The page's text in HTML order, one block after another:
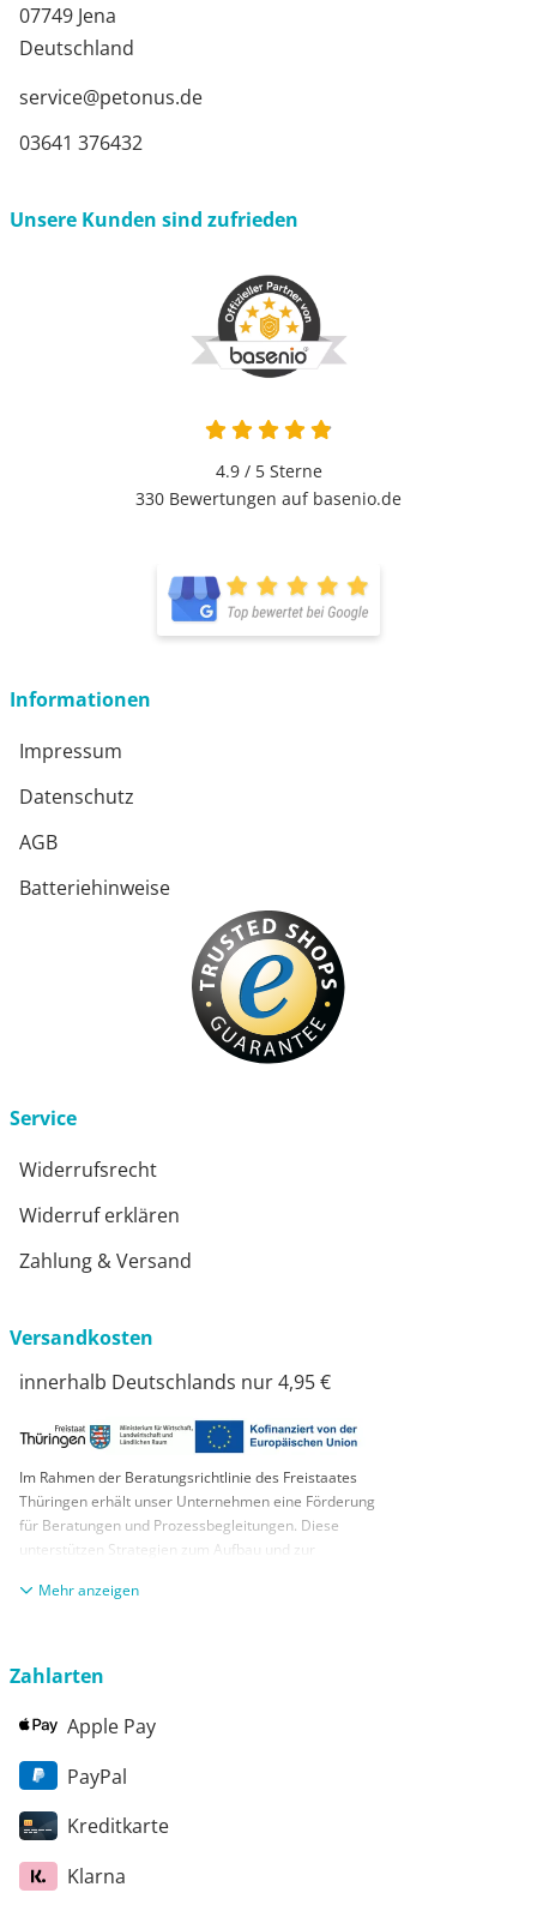
07749 Jena
Deutschland
service@petonus.de
03641 376432
Unsere Kunden sind zufrieden
4.9 von 5
4.9 / 5Sterne
330 Bewertungen auf basenio.de
öffnet in neuem Fenster
Informationen
Impressum
Datenschutz
AGB
Batteriehinweise
Service
Widerrufsrecht
Widerruf erklären
Zahlung & Versand
Versandkosten
innerhalb Deutschlands nur 4,95 €
Im Rahmen der Beratungsrichtlinie des Freistaates
Thüringen erhält unser Unternehmen eine Förderung
für Beratungen und Prozessbegleitungen. Diese
unterstützen Strategien zum Aufbau und zur
KMUs. Die daraus resultierenden Ergebnisse und
aus Mitteln des Europäischen Sozialfonds Plus und
anzeigen
Zahlarten
Apple Pay
PayPal
Kreditkarte
Klarna